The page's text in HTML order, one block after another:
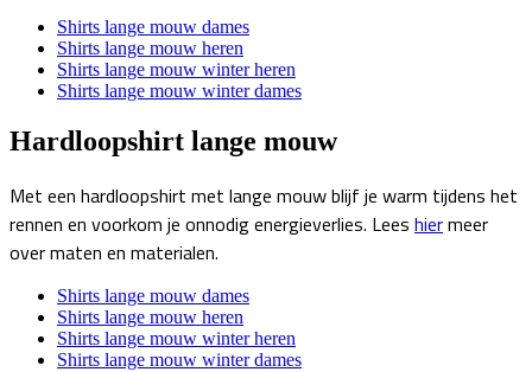
Shirts lange mouw dames
Shirts lange mouw heren
Shirts lange mouw winter heren
Shirts lange mouw winter dames
Hardloopshirt lange mouw
Met een hardloopshirt met lange mouw blijf je warm tijdens het
rennen en voorkom je onnodig energieverlies. Lees hiermeer
over maten en materialen.
Shirts lange mouw dames
Shirts lange mouw heren
Shirts lange mouw winter heren
Shirts lange mouw winter dames